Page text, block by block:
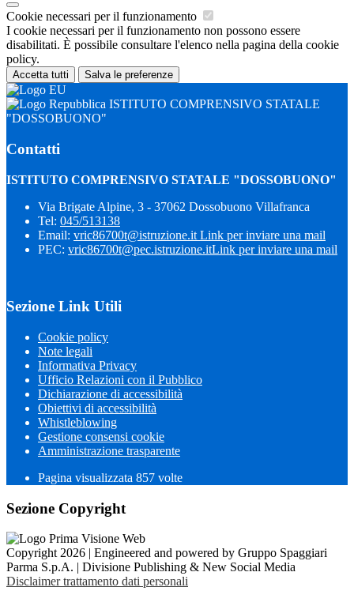
Cookie necessari per il funzionamento
I cookie necessari per il funzionamento non possono essere
disabilitati. È possibile consultare l'elenco nella pagina della cookie
policy.
Accetta tutti Salva le preferenze
ISTITUTO COMPRENSIVO STATALE
"DOSSOBUONO"
Contatti
ISTITUTO COMPRENSIVO STATALE "DOSSOBUONO"
Via Brigate Alpine, 3 - 37062 Dossobuono Villafranca
Tel: 045/513138
Email: vric86700t@istruzione.it Link per inviare una mail
PEC: vric86700t@pec.istruzione.itLink per inviare una mail
Sezione Link Utili
Cookie policy
Note legali
Informativa Privacy
Ufficio Relazioni con il Pubblico
Dichiarazione di accessibilità
Obiettivi di accessibilità
Whistleblowing
Gestione consensi cookie
Amministrazione trasparente
Pagina visualizzata 857 volte
Sezione Copyright
Copyright 2026 | Engineered and powered by Gruppo Spaggiari
Parma S.p.A. | Divisione Publishing & New Social Media
Disclaimer trattamento dati personali